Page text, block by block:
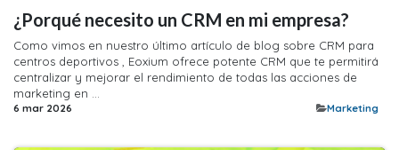
¿Porqué necesito un CRM en mi empresa?
Como vimos en nuestro último artículo de blog sobre CRM para
centros deportivos , Eoxium ofrece potente CRM que te permitirá
centralizar y mejorar el rendimiento de todas las acciones de
marketing en ...
6 mar 2026 ​Marketing